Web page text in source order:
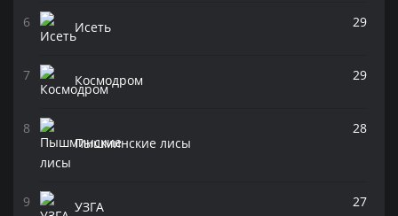
Исеть 29
Космодром 29
Пышминские лисы
28
УЗГА 27